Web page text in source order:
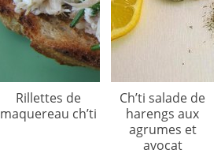
Rillettes de
maquereau ch’ti
Ch’ti salade de
harengs aux
agrumes et
avocat